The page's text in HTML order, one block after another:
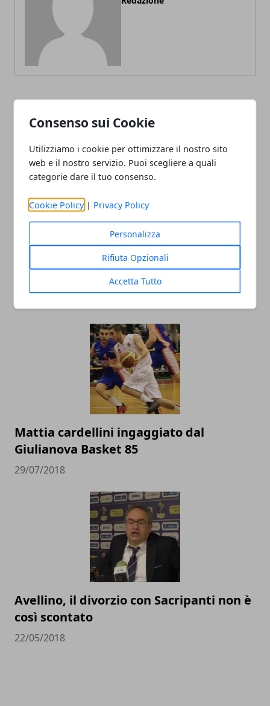
Consenso sui Cookie
Utilizziamo i cookie per ottimizzare il nostro sito
web e il nostro servizio. Puoi scegliere a quali
categorie dare il tuo consenso.
Cookie Policy | Privacy Policy
Personalizza
Rifiuta Opzionali
Accetta Tutto
L’Italbasket contro Ungheria e Lituania
alla conquista del pass per i Mondiali in
Mattia cardellini ingaggiato dal
Giulianova Basket 85
29/07/2018
Avellino, il divorzio con Sacripanti non è
così scontato
22/05/2018